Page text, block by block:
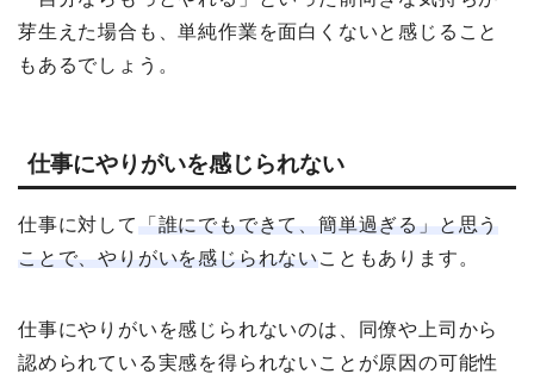
芽生えた場合も、単純作業を面白くないと感じること
もあるでしょう。
仕事にやりがいを感じられない
仕事に対して
「誰にでもできて、簡単過ぎる」と思う
ことで、やりがいを感じられないこともあります。
仕事にやりがいを感じられないのは、同僚や上司から
認められている実感を得られないことが原因の可能性